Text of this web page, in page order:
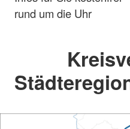
rund um die Uhr